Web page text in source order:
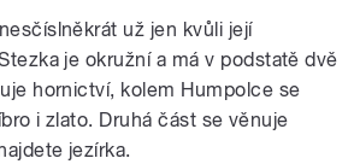
už jen kvůli její
je okružní a má v podstatě dvě
hornictví, kolem Humpolce se
i zlato. Druhá část se věnuje
jezírka.